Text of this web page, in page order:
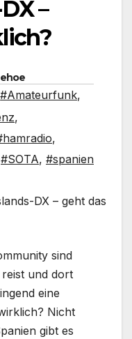
–
#Amateurfunk,
,
,
#SOTA, #spanien
sind
und dort
eine
Nicht
gibt es